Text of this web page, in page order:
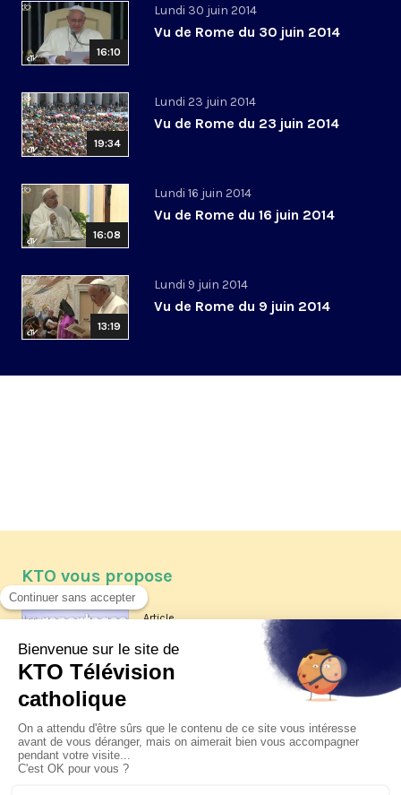
16:10
Lundi 30 juin 2014
Vu de Rome du 30 juin 2014
19:34
Lundi 23 juin 2014
Vu de Rome du 23 juin 2014
16:08
Lundi 16 juin 2014
Vu de Rome du 16 juin 2014
13:19
Lundi 9 juin 2014
Vu de Rome du 9 juin 2014
KTO vous propose
Article
Les reportages d'été 2026 de KTO
La visite pastorale du pape Léon
XIV à Assise à suivre sur KTO le
jeudi 6 août